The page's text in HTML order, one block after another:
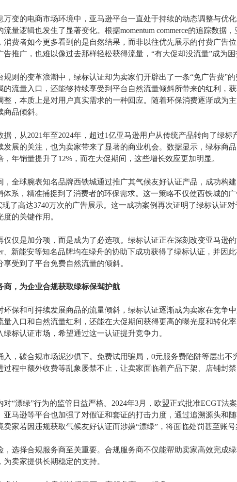
万变的电商市场环境中，亚马逊平台一直处于持续的动态调整与优
流量逻辑也发生了显著变化。根据momentum commerce的追踪数据
消费者如今更多看到的是自然结果，而非以往优先展示的付费广告
告推广，也难以像过去那样轻松获得流量，“有大促却没流量”成为困
规则的变革浪潮中，绿标认证却为卖家们开辟出了一条“免广告费”
的流量入口，还能够持续享受到平台自然流量倾斜所带来的红利，
整，本质上是对用户真实需求的一种回应。随着环保消费逐渐成为
品倾斜。
据，从2021年至2024年，超过1亿亚马逊用户从传统产品转向了绿
发展的关注，也为卖家带来了显著的商业机会。数据显示，绿标商品
，年销量提升了12%，而在大促期间，这些增长效应更加明显。
，全球腕表知名品牌西铁城通过推广其气候友好认证产品，成功构
体系，精准捕捉到了消费者的环保需求。这一策略不仅使西铁城的
现了高达3740万次的广告展示。这一成功案例再次证明了绿标认证
的关键作用。
仅仅是加分项，而是成为了必选项。绿标认证正在深刻改变亚马逊
、新能安等知名品牌均在绿舟的协助下成功获得了绿标认证，并因
享受到了平台免费自然流量的倾斜。
商，为企业合规获取绿标保驾护航
环保和可持续发展商品的流量倾斜，绿标认证逐渐成为卖家在竞争
量入口和自然流量红利，还能在大促期间获得更高的曝光度和转化
绿标认证市场，希望通过这一认证提升竞争力。
入，碳合规市场泥沙俱下。免费试用骗局， 0元服务费陷阱等层出不
过程中额外收费等乱象屡禁不止，让卖家面临着产品下架、店铺封
对“漂绿”行为的监管日益严格。2024年3月，欧盟正式批准ECGT法
亚马逊等平台也加强了对假证和套证的打击力度，通过追溯源头和
卖家若因违规获取气候友好认证而涉嫌“漂绿”，将面临处罚甚至账号
，选择合规服务商至关重要。合规服务商不仅能帮助卖家高效完成
卖家提供长期稳定的支持。